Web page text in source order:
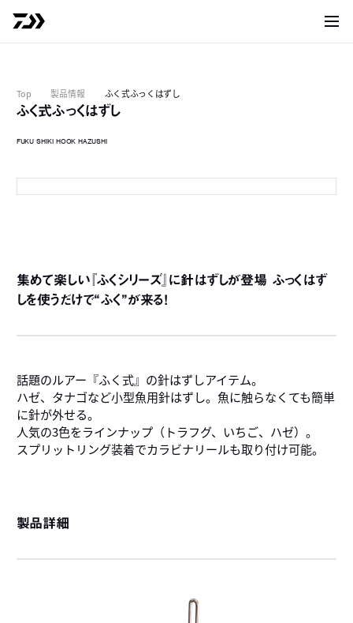
サイ
Top 製品情報 ふく式ふっくはずし
ふく式ふっくはずし
FUKU SHIKI HOOK HAZUSHI
集めて楽しい『ふくシリーズ』に針はずしが登場 ふっくはず
しを使うだけで“ふく”が来る！
話題のルアー『ふく式』の針はずしアイテム。
ハゼ、タナゴなど小型魚用針はずし。魚に触らなくても簡単
に針が外せる。
人気の3色をラインナップ（トラフグ、いちご、ハゼ）。
スプリットリング装着でカラビナリールも取り付け可能。
製品詳細